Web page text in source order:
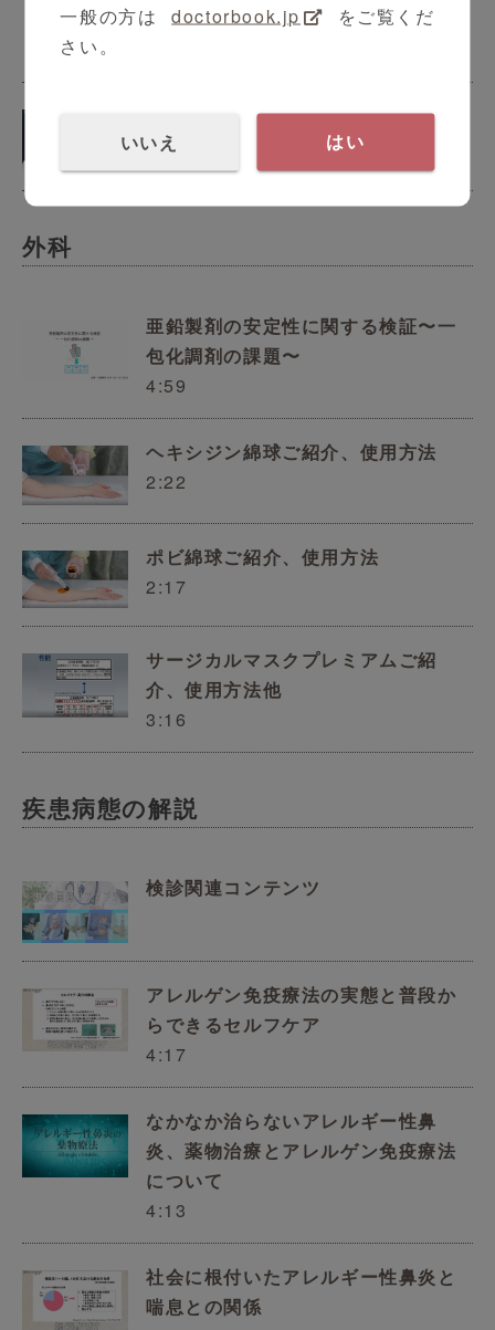
膵臓疾患特殊外来
9:51
外科
亜鉛製剤の安定性に関する検証〜一
包化調剤の課題〜
4:59
ヘキシジン綿球ご紹介、使用方法
2:22
ポビ綿球ご紹介、使用方法
2:17
サージカルマスクプレミアムご紹
介、使用方法他
3:16
疾患病態の解説
検診関連コンテンツ
アレルゲン免疫療法の実態と普段か
らできるセルフケア
4:17
なかなか治らないアレルギー性鼻
炎、薬物治療とアレルゲン免疫療法
について
4:13
社会に根付いたアレルギー性鼻炎と
喘息との関係
一般の方は
doctorbook.jp
をご覧くだ
さい。
いいえ はい